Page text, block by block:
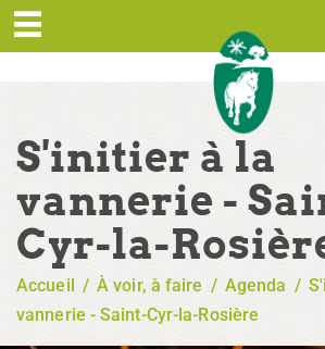
S'initier à la
vannerie -
Cyr-la-
Accueil / À voir, à faire / Agenda /
vannerie - Saint-Cyr-la-Rosière